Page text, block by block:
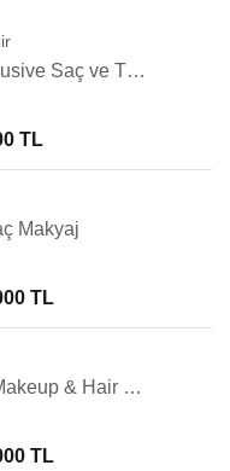
Hazel Exclusive Saç ve Türban Tasarım
TL
Makyaj
TL
Buse Piri Makeup & Hair Studio
TL